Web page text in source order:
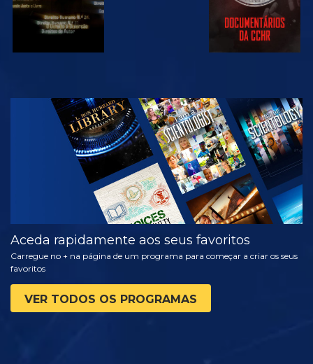
VER
EXPLORAR A
SÉRIE
Aceda rapidamente aos seus favoritos
Carregue no + na página de um programa para começar a criar os seus
favoritos
VER TODOS OS PROGRAMAS